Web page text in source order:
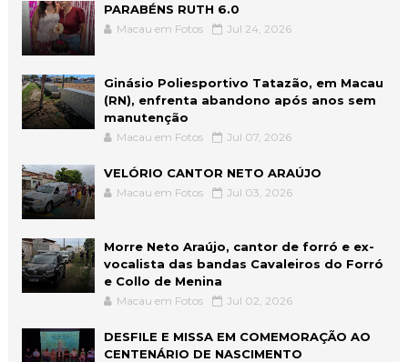
PARABÉNS RUTH 6.0
Macau em Fotos Jul 24, 2026
Ginásio Poliesportivo Tatazão, em Macau
(RN), enfrenta abandono após anos sem
manutenção
Macau em Fotos Jul 07, 2026
VELÓRIO CANTOR NETO ARAÚJO
Macau em Fotos Jul 03, 2026
Morre Neto Araújo, cantor de forró e ex-
vocalista das bandas Cavaleiros do Forró
e Collo de Menina
Macau em Fotos Jul 02, 2026
DESFILE E MISSA EM COMEMORAÇÃO AO
CENTENÁRIO DE NASCIMENTO